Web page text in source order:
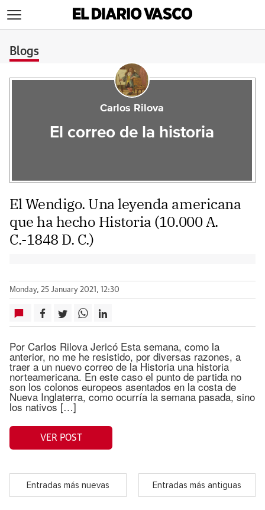
Blogs
Carlos Rilova
El correo de la historia
El Wendigo. Una leyenda americana
que ha hecho Historia (10.000 A.
C.-1848 D. C.)
Monday, 25 January 2021, 12:30
Por Carlos Rilova Jericó Esta semana, como la
anterior, no me he resistido, por diversas razones, a
traer a un nuevo correo de la Historia una historia
norteamericana. En este caso el punto de partida no
son los colonos europeos asentados en la costa de
Nueva Inglaterra, como ocurría la semana pasada, sino
los nativos […]
VER POST
Entradas más nuevas Entradas más antiguas